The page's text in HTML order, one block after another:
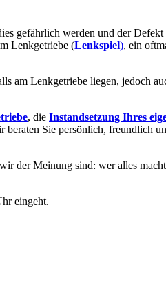
gefährlich werden und der
Lenkgetriebe (Lenkspiel), ein
am Lenkgetriebe liegen, jedoch
, die Instandsetzung Ihres
beraten Sie persönlich, freundlich
der Meinung sind: wer alles
eingeht.